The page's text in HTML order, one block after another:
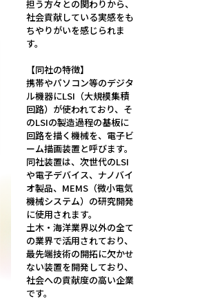
担う方々との関わりから、
社会貢献している実感をも
ちやりがいを感じられま
す。
【同社の特徴】
携帯やパソコン等のデジタ
ル機器にLSI（大規模集積
回路）が使われており、そ
のLSIの製造過程の基板に
回路を描く機械を、電子ビ
ーム描画装置と呼びます。
同社装置は、次世代のLSI
や電子デバイス、ナノバイ
オ製品、MEMS（微小電気
機械システム）の研究開発
に使用されます。
土木・海洋業界以外の全て
の業界で活用されており、
最先端技術の開拓に欠かせ
ない装置を開発しており、
社会への貢献度の高い企業
です。